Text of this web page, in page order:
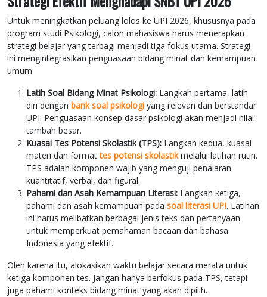
Untuk meningkatkan peluang lolos ke UPI 2026, khususnya pada
program studi Psikologi, calon mahasiswa harus menerapkan
strategi belajar yang terbagi menjadi tiga fokus utama. Strategi
ini mengintegrasikan penguasaan bidang minat dan kemampuan
umum.
Latih Soal Bidang Minat Psikologi: Langkah pertama, latih
diri dengan bank soal psikologi yang relevan dan berstandar
UPI. Penguasaan konsep dasar psikologi akan menjadi nilai
tambah besar.
Kuasai Tes Potensi Skolastik (TPS): Langkah kedua, kuasai
materi dan formattes potensi skolastikmelalui latihan rutin.
TPS adalah komponen wajib yang menguji penalaran
kuantitatif, verbal, dan figural.
Pahami dan Asah Kemampuan Literasi: Langkah ketiga,
pahami dan asah kemampuan pada soal literasi UPI. Latihan
ini harus melibatkan berbagai jenis teks dan pertanyaan
untuk memperkuat pemahaman bacaan dan bahasa
Indonesia yang efektif.
Oleh karena itu, alokasikan waktu belajar secara merata untuk
ketiga komponen tes. Jangan hanya berfokus pada TPS, tetapi
juga pahami konteks bidang minat yang akan dipilih.